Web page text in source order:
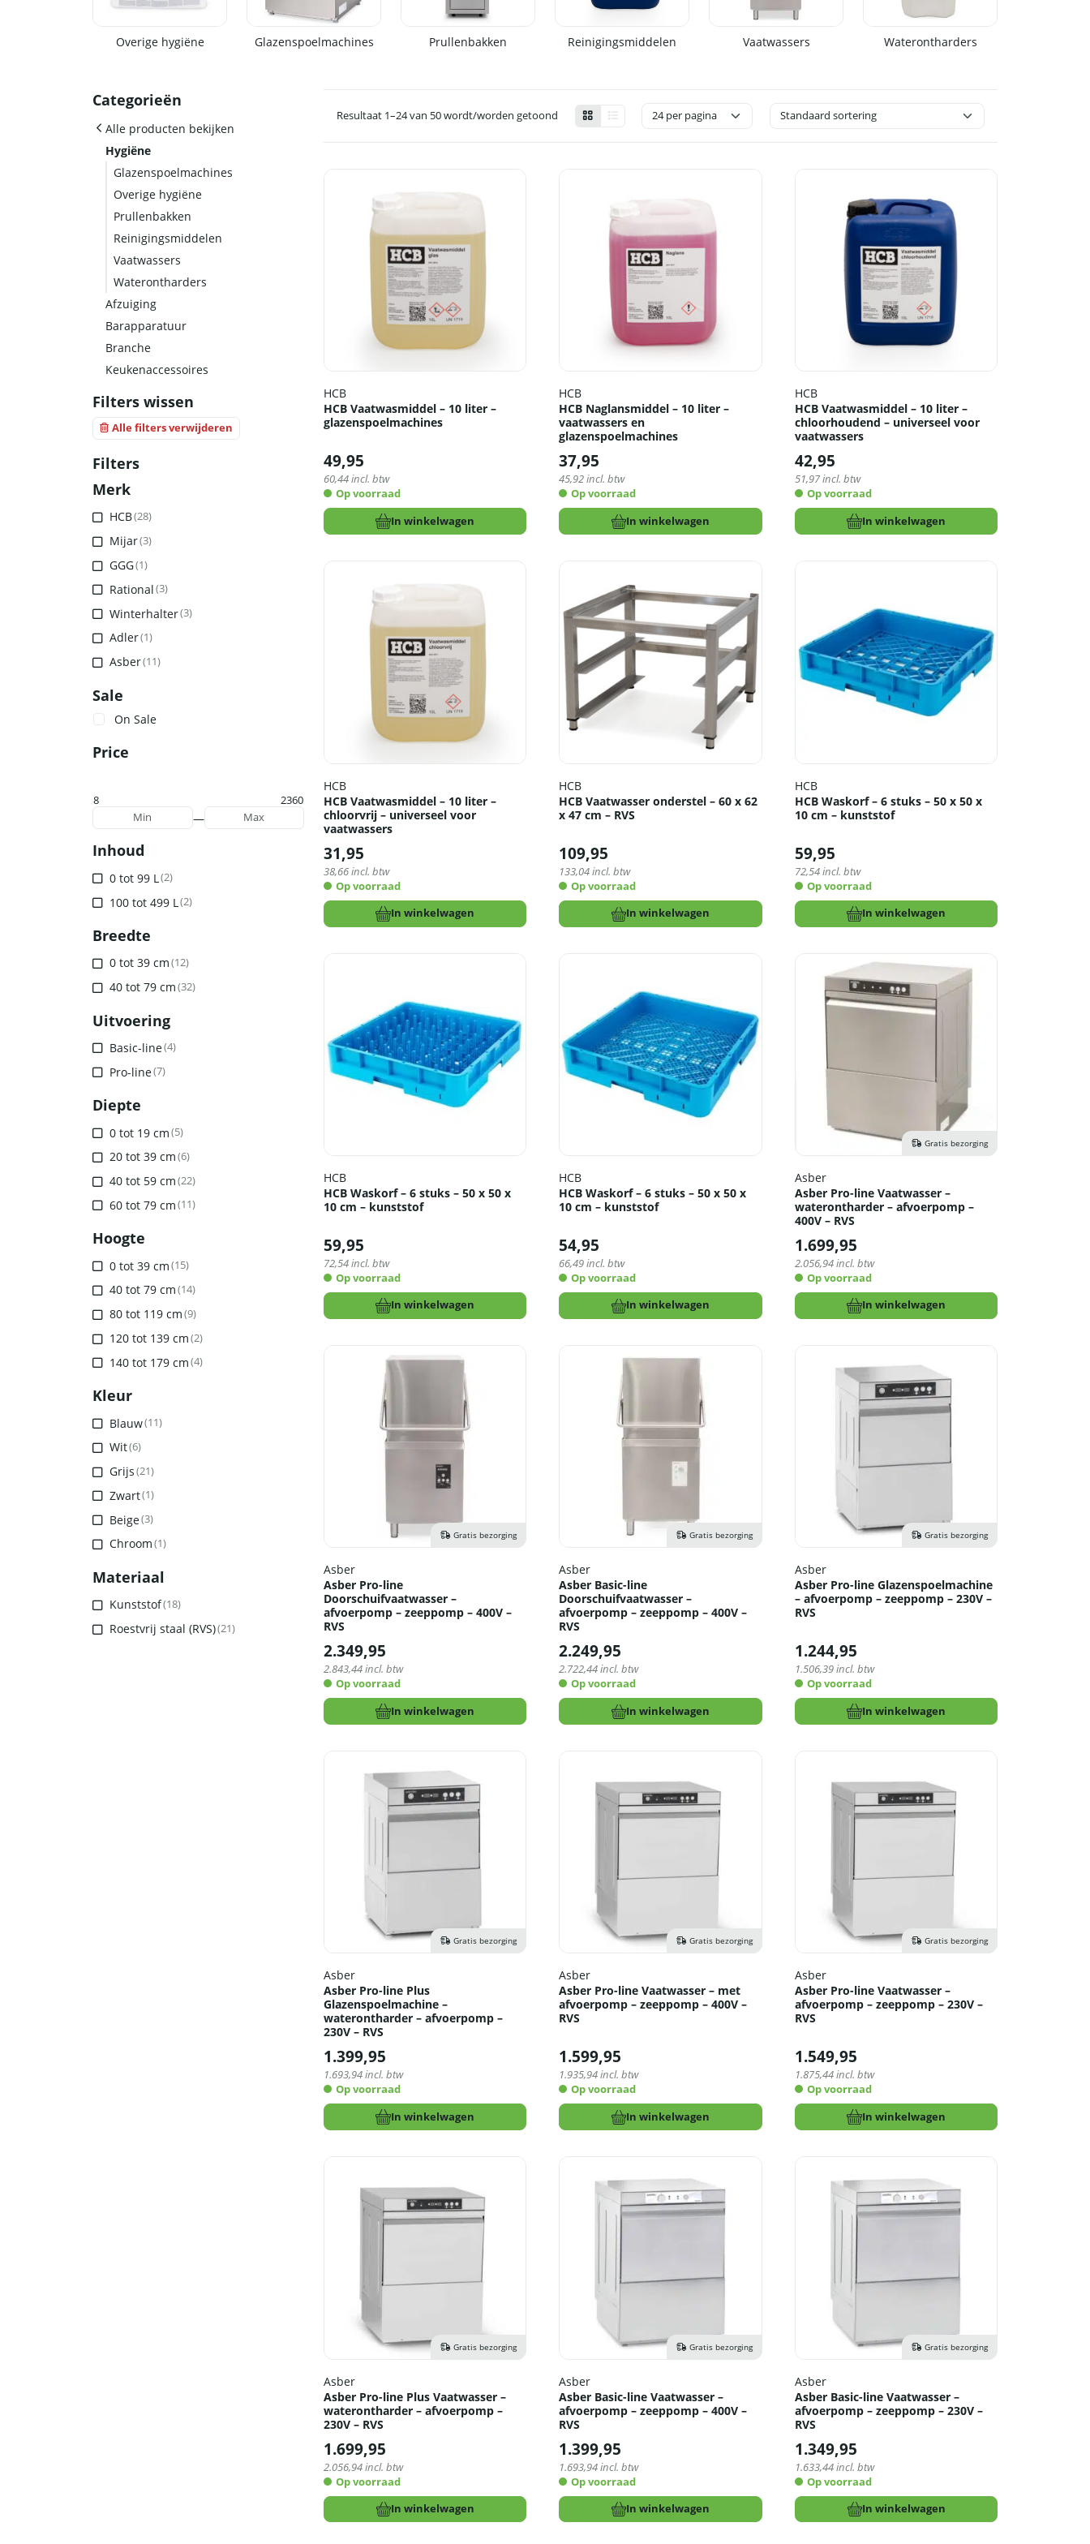
Overige hygiëne Glazenspoelmachines Prullenbakken Reinigingsmiddelen Vaatwassers Waterontharders
Categorieën
Alle producten bekijken
Hygiëne
Glazenspoelmachines
Overige hygiëne
Prullenbakken
Reinigingsmiddelen
Vaatwassers
Waterontharders
Afzuiging
Barapparatuur
Branche
Keukenaccessoires
Filters wissen
Alle filters verwijderen
Filters
Merk
HCB(28)
Mijar(3)
GGG(1)
Rational(3)
Winterhalter(3)
Adler(1)
Asber(11)
Sale
On Sale
Price
—
8 2360
Inhoud
0 tot 99 L(2)
100 tot 499 L (2)
Breedte
0 tot 39 cm(12)
40 tot 79 cm(32)
Uitvoering
Basic-line(4)
Pro-line(7)
Diepte
0 tot 19 cm(5)
20 tot 39 cm(6)
40 tot 59 cm(22)
60 tot 79 cm(11)
Hoogte
0 tot 39 cm(15)
40 tot 79 cm(14)
80 tot 119 cm(9)
120 tot 139 cm(2)
140 tot 179 cm(4)
Kleur
Blauw(11)
Wit(6)
Grijs(21)
Zwart(1)
Beige(3)
Chroom(1)
Materiaal
Kunststof(18)
Roestvrij staal (RVS)(21)
Resultaat 1–24 van 50 wordt/worden getoond
HCB
HCB Vaatwasmiddel – 10 liter –
glazenspoelmachines
49,95
60,44incl. btw
Op voorraad
In winkelwagen
HCB
HCB Naglansmiddel – 10 liter –
vaatwassers en
glazenspoelmachines
37,95
45,92incl. btw
Op voorraad
In winkelwagen
HCB
HCB Vaatwasmiddel – 10 liter –
chloorhoudend – universeel voor
vaatwassers
42,95
51,97incl. btw
Op voorraad
In winkelwagen
HCB
HCB Vaatwasmiddel – 10 liter –
chloorvrij – universeel voor
vaatwassers
31,95
38,66incl. btw
Op voorraad
In winkelwagen
HCB
HCB Vaatwasser onderstel – 60 x 62
x 47 cm – RVS
109,95
133,04incl. btw
Op voorraad
In winkelwagen
HCB
HCB Waskorf – 6 stuks – 50 x 50 x
10 cm – kunststof
59,95
72,54incl. btw
Op voorraad
In winkelwagen
HCB
HCB Waskorf – 6 stuks – 50 x 50 x
10 cm – kunststof
59,95
72,54incl. btw
Op voorraad
In winkelwagen
HCB
HCB Waskorf – 6 stuks – 50 x 50 x
10 cm – kunststof
54,95
66,49incl. btw
Op voorraad
In winkelwagen
Gratis bezorging
Asber
Asber Pro-line Vaatwasser –
waterontharder – afvoerpomp –
400V – RVS
1.699,95
2.056,94incl. btw
Op voorraad
In winkelwagen
Gratis bezorging
Asber
Asber Pro-line
Doorschuifvaatwasser –
afvoerpomp – zeeppomp – 400V –
RVS
2.349,95
2.843,44incl. btw
Op voorraad
In winkelwagen
Gratis bezorging
Asber
Asber Basic-line
Doorschuifvaatwasser –
afvoerpomp – zeeppomp – 400V –
RVS
2.249,95
2.722,44incl. btw
Op voorraad
In winkelwagen
Gratis bezorging
Asber
Asber Pro-line Glazenspoelmachine
– afvoerpomp – zeeppomp – 230V –
RVS
1.244,95
1.506,39incl. btw
Op voorraad
In winkelwagen
Gratis bezorging
Asber
Asber Pro-line Plus
Glazenspoelmachine –
waterontharder – afvoerpomp –
230V – RVS
1.399,95
1.693,94incl. btw
Op voorraad
In winkelwagen
Gratis bezorging
Asber
Asber Pro-line Vaatwasser – met
afvoerpomp – zeeppomp – 400V –
RVS
1.599,95
1.935,94incl. btw
Op voorraad
In winkelwagen
Gratis bezorging
Asber
Asber Pro-line Vaatwasser –
afvoerpomp – zeeppomp – 230V –
RVS
1.549,95
1.875,44incl. btw
Op voorraad
In winkelwagen
Gratis bezorging
Asber
Asber Pro-line Plus Vaatwasser –
waterontharder – afvoerpomp –
230V – RVS
1.699,95
2.056,94incl. btw
Op voorraad
In winkelwagen
Gratis bezorging
Asber
Asber Basic-line Vaatwasser –
afvoerpomp – zeeppomp – 400V –
RVS
1.399,95
1.693,94incl. btw
Op voorraad
In winkelwagen
Gratis bezorging
Asber
Asber Basic-line Vaatwasser –
afvoerpomp – zeeppomp – 230V –
RVS
1.349,95
1.633,44incl. btw
Op voorraad
In winkelwagen